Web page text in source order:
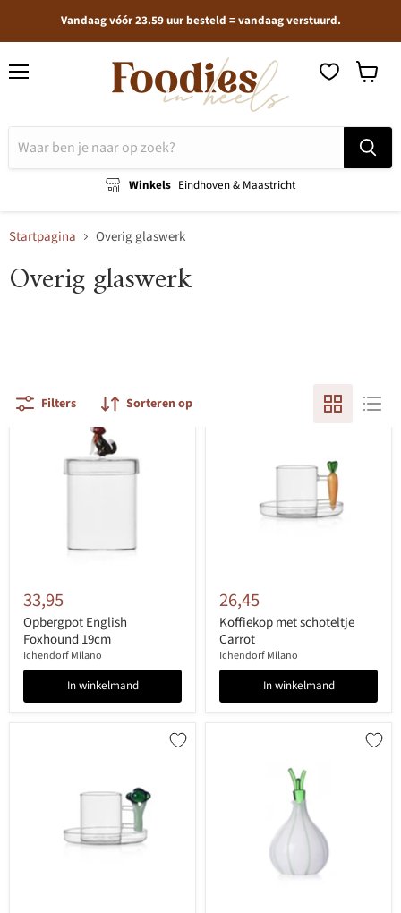
Vandaag vóór 23.59 uur besteld = vandaag verstuurd.
Winkels Eindhoven & Maastricht
Startpagina Overig glaswerk
Overig glaswerk
Filters Sorteren op
33,95
Opbergpot English
Foxhound 19cm
Ichendorf Milano
In winkelmand
26,45
Koffiekop met schoteltje
Carrot
Ichendorf Milano
In winkelmand